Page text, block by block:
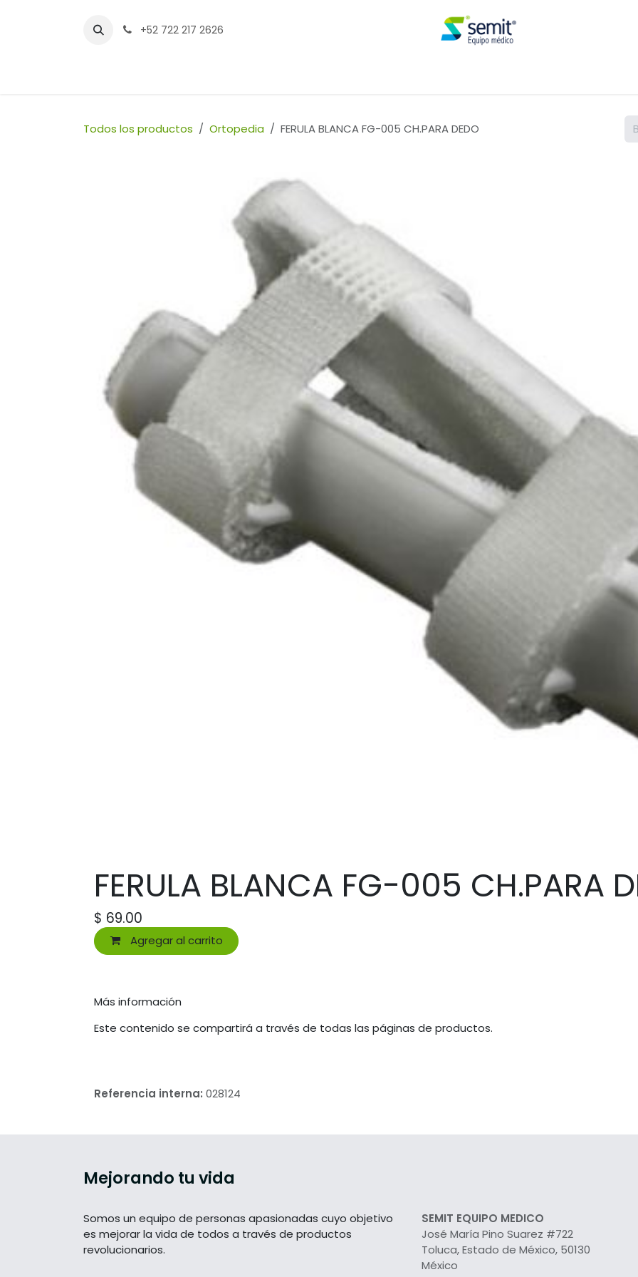
+52 722 217 2626
Todos los productos Ortopedia FERULA BLANCA FG-005 CH.PARA DEDO
FERULA BLANCA FG-005 CH.PARA
$ 69.00
Agregar al carrito
Más información
Este contenido se compartirá a través de todas las páginas de productos.
Referencia interna: 028124
Mejorando tu vida
Somos un equipo de personas apasionadas cuyo objetivo
es mejorar la vida de todos a través de productos
revolucionarios.
SEMIT EQUIPO MEDICO
José María Pino Suarez #722
Toluca, Estado de México, 50130
México